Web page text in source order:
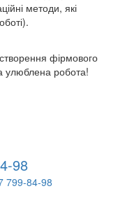
методи, які
фірмового
улюблена робота!
98
799-84-98